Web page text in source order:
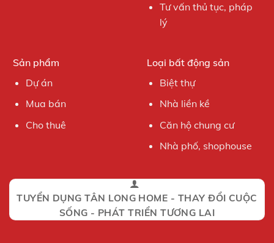
Tư vấn thủ tục, pháp
lý
Sản phẩm
Dự án
Mua bán
Cho thuê
Loại bất động sản
Biệt thự
Nhà liền kề
Căn hộ chung cư
Nhà phố, shophouse
TUYỂN DỤNG TÂN LONG HOME - THAY ĐỔI CUỘC
SỐNG - PHÁT TRIỂN TƯƠNG LAI